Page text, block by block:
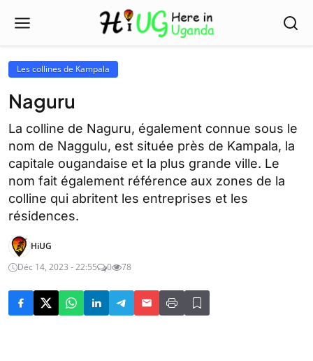
Les collines de Kampala
Naguru
La colline de Naguru, également connue sous le
nom de Naggulu, est située près de Kampala, la
capitale ougandaise et la plus grande ville. Le
nom fait également référence aux zones de la
colline qui abritent les entreprises et les
résidences.
HiUG
Déc 14, 2023 - 22:55
0 78